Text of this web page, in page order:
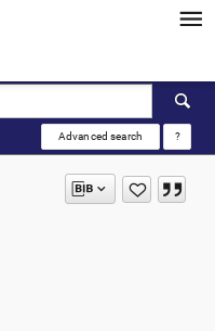
Advanced search ?